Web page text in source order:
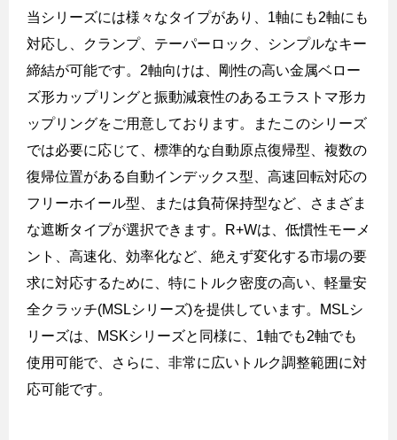
当シリーズには様々なタイプがあり、 1軸にも2軸にも
対応し、クランプ、テーパーロック、シンプルなキー
締結が可能です。 2軸向けは、剛性の高い金属ベロー
ズ形カップリングと振動減衰性のあるエラストマ形カ
ップリングをご用意しております。またこのシリーズ
では必要に応じて、標準的な自動原点復帰型、複数の
復帰位置がある自動インデックス型、高速回転対応の
フリーホイール型、または負荷保持型など、さまざま
な遮断タイプが選択できます。
R+Wは、低慣性モーメ
ント、高速化、効率化など、絶えず変化する市場の要
求に対応するために、特にトルク密度の高い、軽量安
全クラッチ(MSLシリーズ)を提供しています。 MSLシ
リーズは、
MSKシリーズと同様に、 1軸でも2軸でも
使用可能で、さらに、非常に広いトルク調整範囲に対
応可能です。